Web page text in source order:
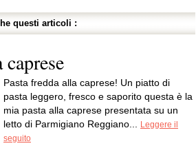
questi articoli :
Pasta fredda alla caprese! Un piatto di
pasta leggero, fresco e saporito questa è la
mia pasta alla caprese presentata su un
letto di Parmigiano Reggiano...
Leggere il
seguito